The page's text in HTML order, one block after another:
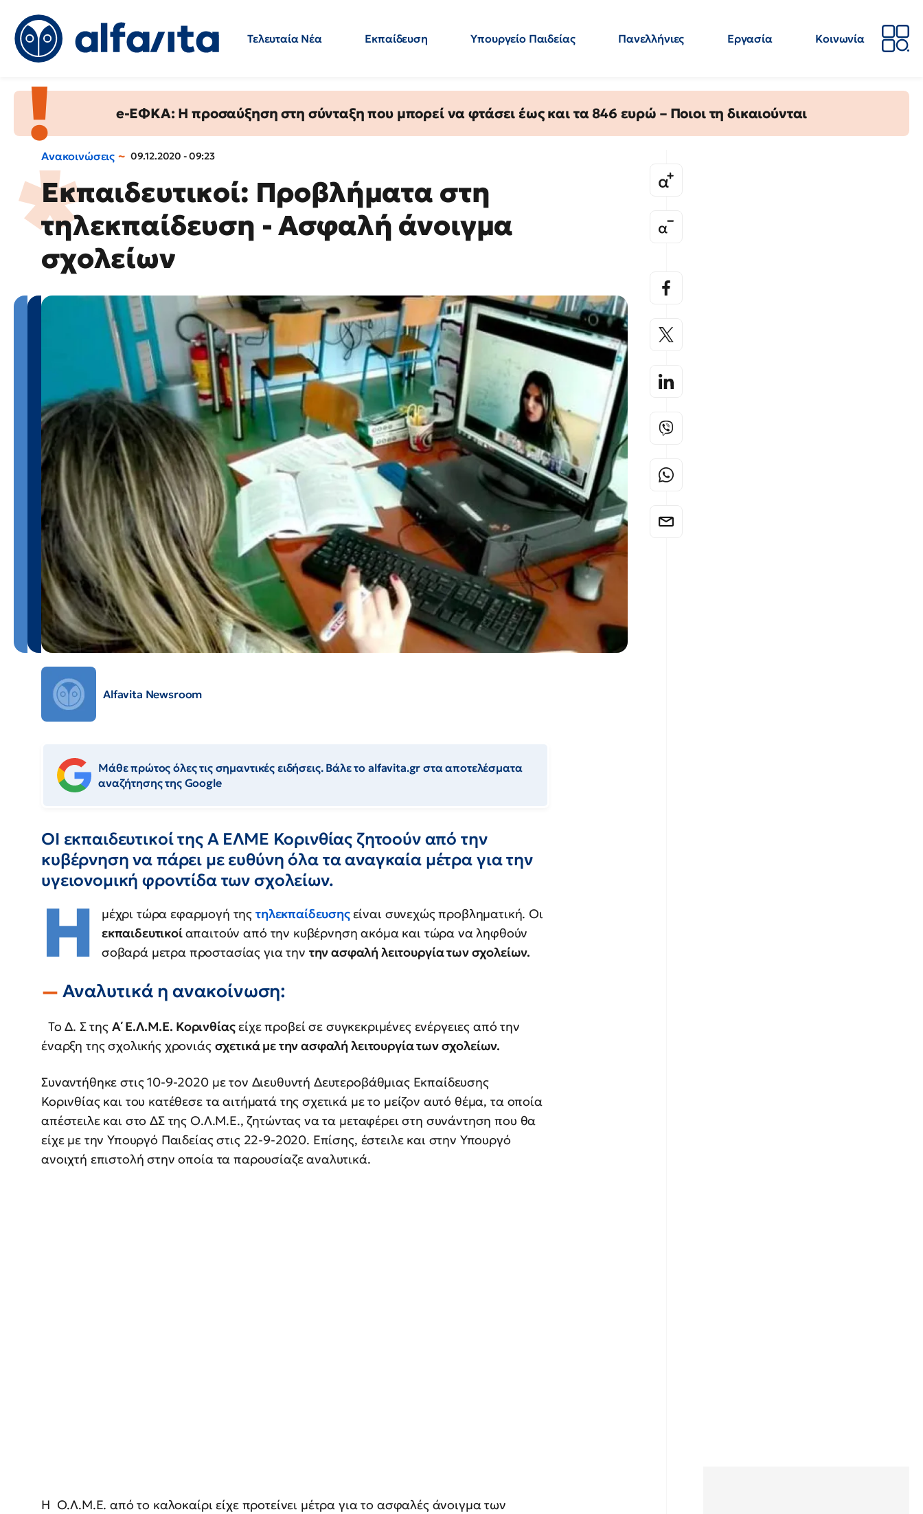
Τελευταία Νέα Εκπαίδευση Υπουργείο Παιδείας Πανελλήνιες Εργασία
Κοινωνία
e-ΕΦΚΑ: Η προσαύξηση στη σύνταξη που μπορεί να φτάσει έως και τα 846 ευρώ – Ποιοι τη δικαιούνται
Ανακοινώσεις 09.12.2020 - 09:23
Εκπαιδευτικοί: Προβλήματα στη
τηλεκπαίδευση - Ασφαλή άνοιγμα
σχολείων
Alfavita Newsroom
Μάθε πρώτος όλες τις σημαντικές ειδήσεις. Βάλε το alfavita.gr στα αποτελέσματα
αναζήτησης της Google
ΟΙ εκπαιδευτικοί της Α ΕΛΜΕ Κορινθίας ζητοούν από την
κυβέρνηση να πάρει με ευθύνη όλα τα αναγκαία μέτρα για την
υγειονομική φροντίδα των σχολείων.
Η μέχρι τώρα εφαρμογή τηςτηλεκπαίδευσηςείναι συνεχώς προβληματική. Οι
εκπαιδευτικοίαπαιτούν από την κυβέρνηση ακόμα και τώρα να ληφθούν
σοβαρά μετρα προστασίας για την την ασφαλή λειτουργία των σχολείων.
Αναλυτικά η ανακοίνωση:
Το Δ. Σ της Α΄ Ε.Λ.Μ.Ε. Κορινθίαςείχε προβεί σε συγκεκριμένες ενέργειες από την
έναρξη της σχολικής χρονιάς σχετικά με την ασφαλή λειτουργία των σχολείων.
Συναντήθηκε στις 10-9-2020 με τον Διευθυντή Δευτεροβάθμιας Εκπαίδευσης
Κορινθίας και του κατέθεσε τα αιτήματά της σχετικά με το μείζον αυτό θέμα, τα οποία
απέστειλε και στο ΔΣ της Ο.Λ.Μ.Ε., ζητώντας να τα μεταφέρει στη συνάντηση που θα
είχε με την Υπουργό Παιδείας στις 22-9-2020. Επίσης, έστειλε και στην Υπουργό
ανοιχτή επιστολή στην οποία τα παρουσίαζε αναλυτικά.
Η O.Λ.Μ.Ε. από το καλοκαίρι είχε προτείνει μέτρα για το ασφαλές άνοιγμα των